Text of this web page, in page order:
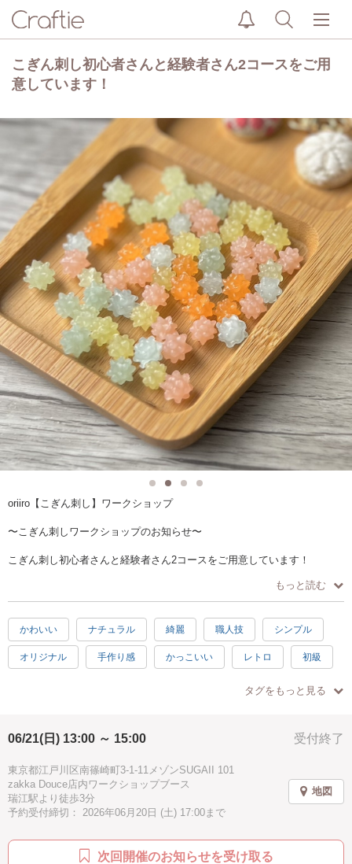
こぎん刺し初心者さんと経験者さん2コースをご用
意しています！
oriiro【こぎん刺し】ワークショップ
〜こぎん刺しワークショップのお知らせ〜
こぎん刺し初心者さんと経験者さん2コースをご用意しています！
①【こぎん刺し金平糖キーホルダー】
伝統の「こぎん刺し」で手のひらサイズの可愛い【こぎん刺し金平糖キ
ーホルダー】を作ってみませんか？
ちいさくてカラフルな金平糖は、見ているだけでキュンとする可愛さ‼︎
②こぎん刺し経験者さんはご自身の道具や材料をお持ちいただき(oriiroの
キットやマタルボン刺繍糸も購入可能)
＊メッセージより
①②いづれかのコースのご提示をお願いいたします。
6月21日(日)13:00〜15:00
もっと読む
かわいい ナチュラル 綺麗 職人技 シンプル
オリジナル 手作り感 かっこいい レトロ 初級
楽しい
ハッピー 2時間 春
アジアン 伝統工芸 北欧 シニア歓迎
ピンク グリーン イェロー
駅近 手ぶらOK
タグをもっと見る
受付終了
06/21(日) 13:00 ～ 15:00
東京都江戸川区南篠崎町3-1-11メゾンSUGAII 101
zakka Douce店内ワークショップブース
瑞江駅より徒歩3分
予約受付締切： 2026年06月20日 (土) 17:00まで
地図
次回開催のお知らせを受け取る